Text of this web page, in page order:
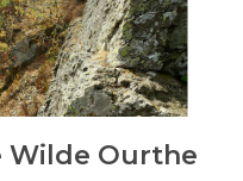
Wilde Ourthe